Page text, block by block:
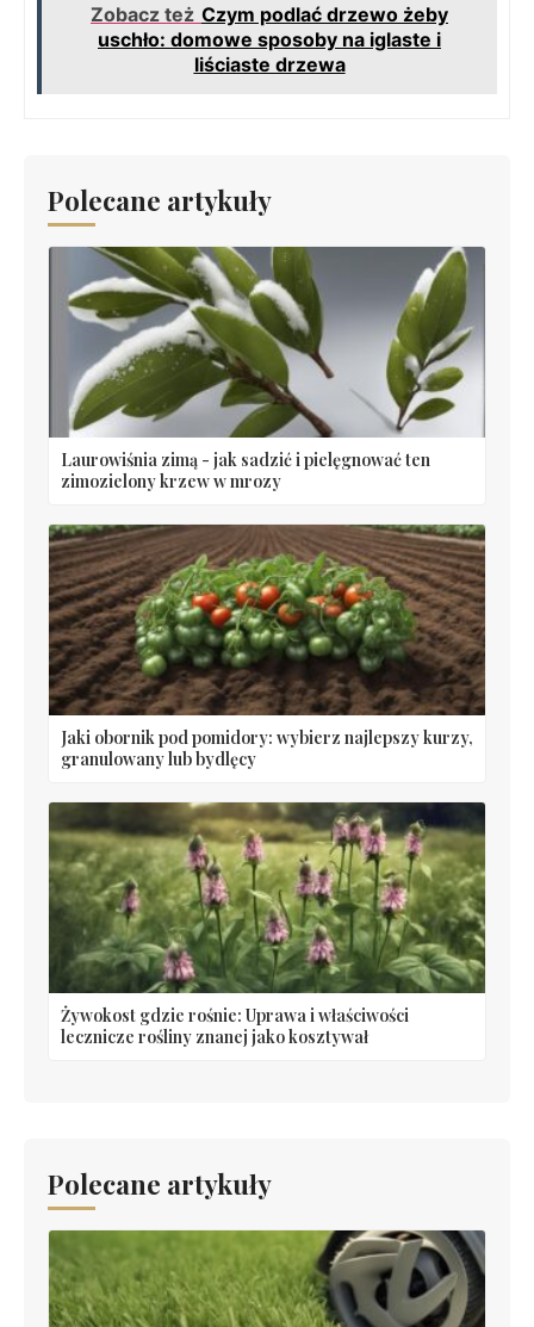
Zobacz też Czym podlać drzewo żeby
uschło: domowe sposoby na iglaste i
liściaste drzewa
Polecane artykuły
Laurowiśnia zimą - jak sadzić i pielęgnować ten
zimozielony krzew w mrozy
Jaki obornik pod pomidory: wybierz najlepszy kurzy,
granulowany lub bydlęcy
Żywokost gdzie rośnie: Uprawa i właściwości
lecznicze rośliny znanej jako kosztywał
Polecane artykuły